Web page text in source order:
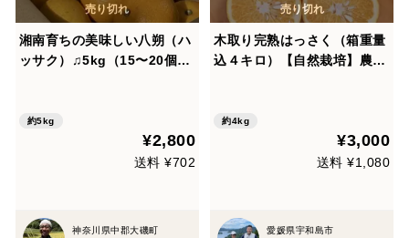
湘南育ちの美味しい八朔（ハ
ッサク）♫5kg（15〜20個程
約5kg
¥2,800
送料 ¥702
神奈川県中郡大磯町
木取り完熟はっさく（箱重量
込４キロ）【自然栽培】農薬
約4kg
¥3,000
送料 ¥1,080
愛媛県宇和島市